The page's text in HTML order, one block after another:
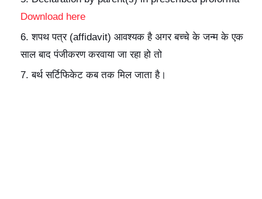
Download here
शपथ पत्र (affidavit) आवश्यक है अगर बच्चे के जन्म के एक
साल बाद पंजीकरण करवाया जा रहा हो तो
बर्थ सर्टिफिकेट कब तक मिल जाता है।